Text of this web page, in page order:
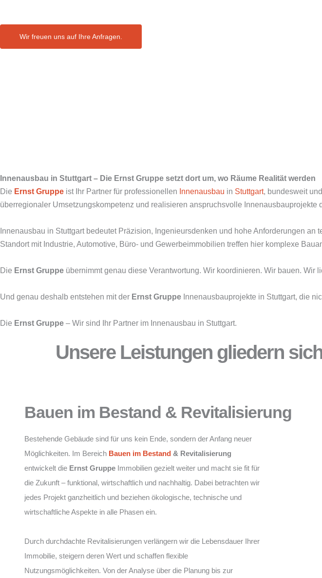
Wir freuen uns auf Ihre Anfragen.
Innenausbau in Stuttgart – Die Ernst Gruppe setzt dort um, wo Räume Realität werden
Die Ernst Gruppe ist Ihr Partner für professionellen Innenausbau in Stuttgart, bundesweit
überregionaler Umsetzungskompetenz und realisieren anspruchsvolle Innenausbauprojekte
Innenausbau in Stuttgart bedeutet Präzision, Ingenieursdenken und hohe Anforderungen
Standort mit Industrie, Automotive, Büro- und Gewerbeimmobilien treffen hier komplexe
Die Ernst Gruppe übernimmt genau diese Verantwortung. Wir koordinieren. Wir bauen. Wir
Und genau deshalb entstehen mit der Ernst Gruppe Innenausbauprojekte in Stuttgart, die
Die Ernst Gruppe – Wir sind Ihr Partner im Innenausbau in Stuttgart.
Unsere Leistungen gliedern
Bauen im Bestand & Revitalisierung
Bestehende Gebäude sind für uns kein Ende, sondern der Anfang neuer
Möglichkeiten. Im Bereich Bauen im Bestand & Revitalisierung
entwickelt die Ernst Gruppe Immobilien gezielt weiter und macht sie fit für
die Zukunft – funktional, wirtschaftlich und nachhaltig. Dabei betrachten wir
jedes Projekt ganzheitlich und beziehen ökologische, technische und
wirtschaftliche Aspekte in alle Phasen ein.
Durch durchdachte Revitalisierungen verlängern wir die Lebensdauer Ihrer
Immobilie, steigern deren Wert und schaffen flexible
Nutzungsmöglichkeiten. Von der Analyse über die Planung bis zur